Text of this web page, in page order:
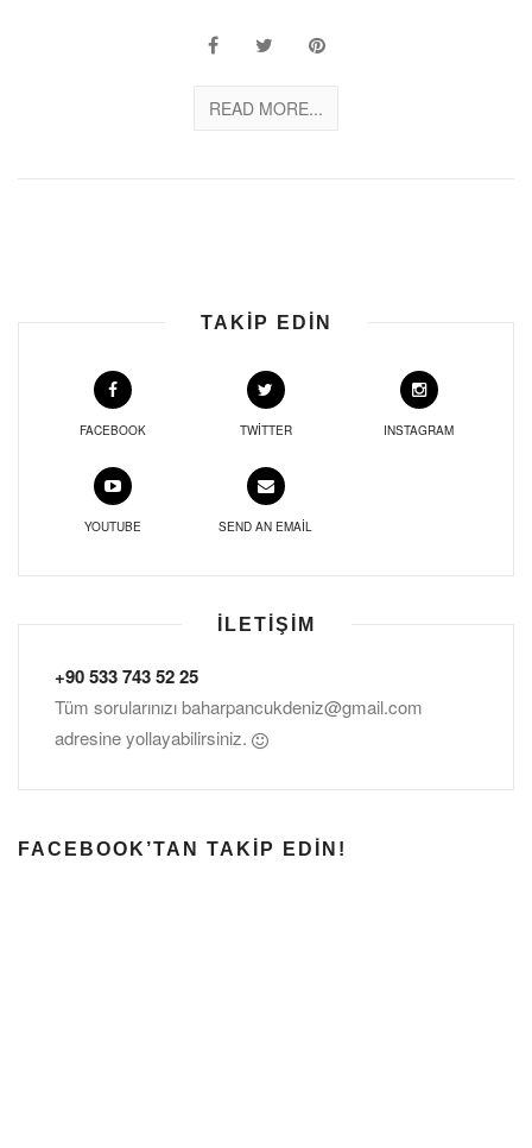
READ MORE...
TAKIP EDIN
FACEBOOK TWITTER INSTAGRAM
YOUTUBE SEND AN EMAIL
İLETIŞIM
+90 533 743 52 25
Tüm sorularınızıbaharpancukdeniz@gmail.com
adresine yollayabilirsiniz.
FACEBOOK’TAN TAKIP EDIN!